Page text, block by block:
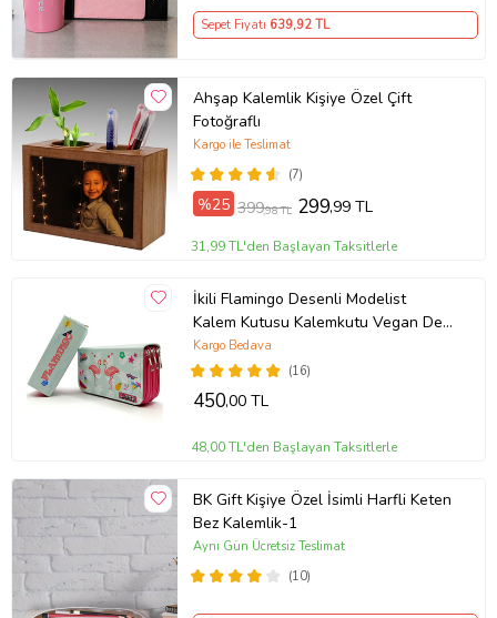
Sepet Fiyatı 639,92 TL
Ahşap Kalemlik Kişiye Özel Çift
Fotoğraflı
(7)
Kargo ile Teslimat
%25 399,98 TL 299,99 TL
31,99 TL'den Başlayan Taksitlerle
İkili Flamingo Desenli Modelist
Kalem Kutusu Kalemkutu Vegan Deri
Üç Bölmeli Kalemlik
(16)
Kargo Bedava
450,00 TL
48,00 TL'den Başlayan Taksitlerle
BK Gift Kişiye Özel İsimli Harfli Keten
Bez Kalemlik-1
(10)
Aynı Gün Ücretsiz Teslimat